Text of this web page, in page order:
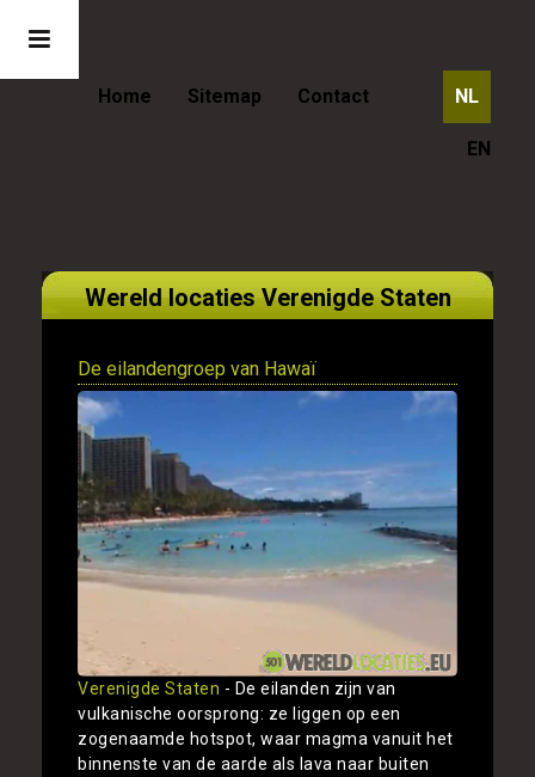
Home Sitemap Contact NL
EN
Wereld locaties Verenigde Staten
De eilandengroep van Hawaï
Verenigde Staten - De eilanden zijn van
vulkanische oorsprong: ze liggen op een
zogenaamde hotspot, waar magma vanuit het
binnenste van de aarde als lava naar buiten